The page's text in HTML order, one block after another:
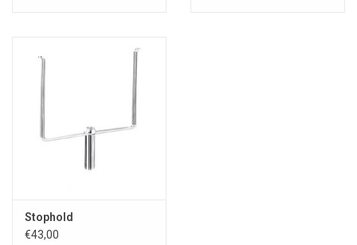
Stophold
€43,00